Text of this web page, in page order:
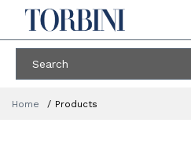
Home Products